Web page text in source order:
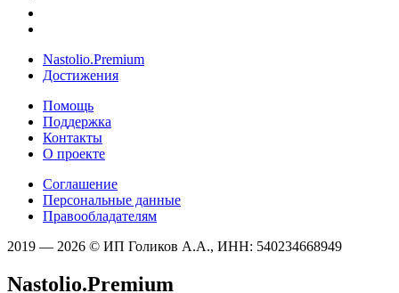
Nastolio.Premium
Достижения
Помощь
Поддержка
Контакты
О проекте
Соглашение
Персональные данные
Правообладателям
2019 — 2026 © ИП Голиков А.А., ИНН: 540234668949
Nastolio.Premium